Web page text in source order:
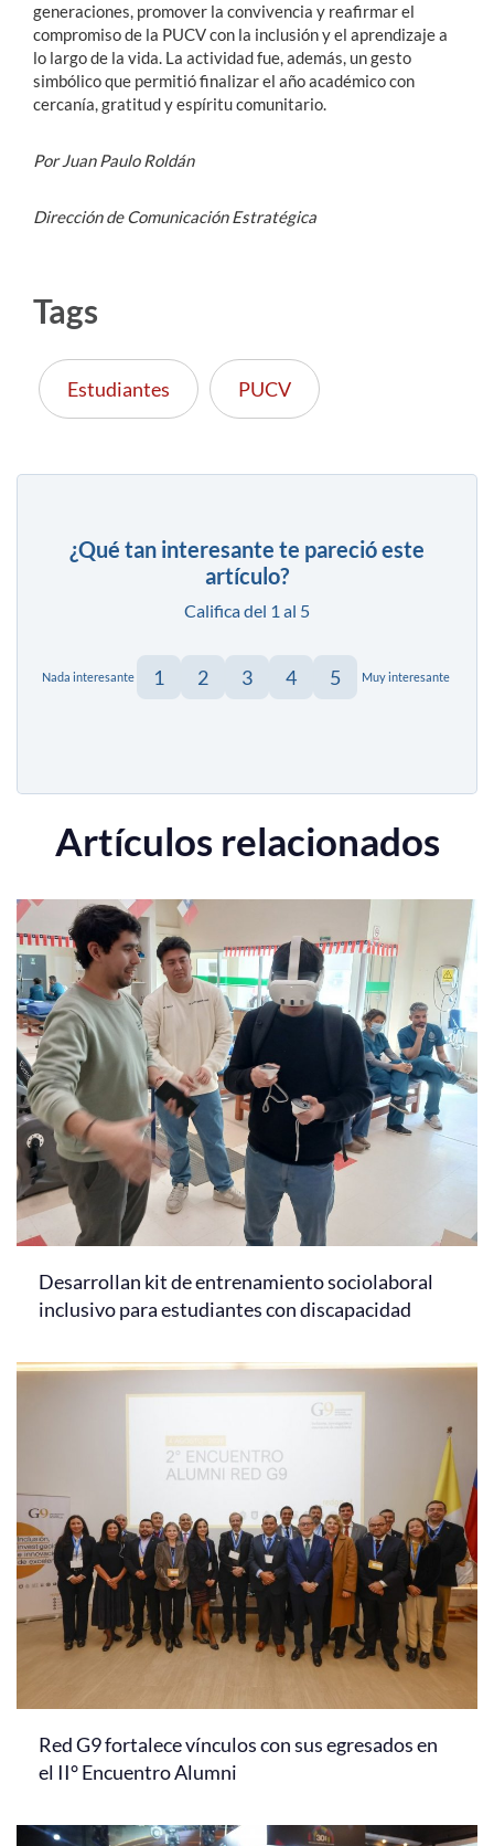
generaciones, promover la convivencia y reafirmar el
compromiso de la PUCV con la inclusión y el aprendizaje a
lo largo de la vida. La actividad fue, además, un gesto
simbólico que permitió finalizar el año académico con
cercanía, gratitud y espíritu comunitario.
Por Juan Paulo Roldán
Dirección de Comunicación Estratégica
Tags
Estudiantes PUCV
¿Qué tan interesante te pareció este
artículo?
Califica del 1 al 5
Nada interesante 1 2 3 4 5 Muy interesante
Artículos relacionados
Desarrollan kit de entrenamiento sociolaboral
inclusivo para estudiantes con discapacidad
Red G9 fortalece vínculos con sus egresados en
el II° Encuentro Alumni